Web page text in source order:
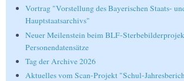
Vortrag "Vorstellung des Bayerischen Staats-
Hauptstaatsarchivs"
Neuer Meilenstein beim BLF-
Personendatensätze
Tag der Archive 2026
Aktuelles vom Scan-Projekt "Schul-